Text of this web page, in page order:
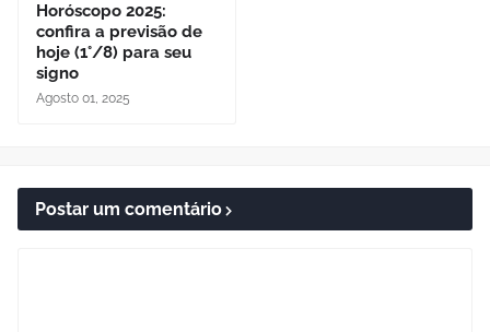
Horóscopo 2025:
confira a previsão de
hoje (1°/8) para seu
signo
Agosto 01, 2025
Postar um comentário